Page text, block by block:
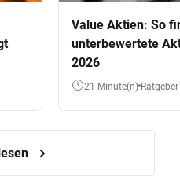
Value Aktien: So
unterbewertete
2026
21 Minute(n) Ratgeber